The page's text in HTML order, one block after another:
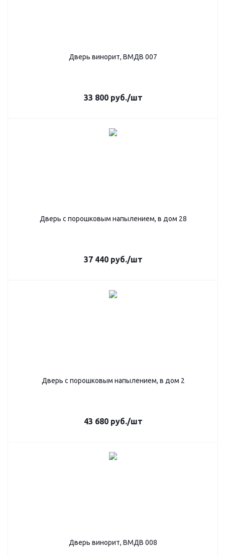
Дверь винорит, ВМДВ 007
33 800руб./шт
Дверь с порошковым напылением, в дом 28
37 440руб./шт
Дверь с порошковым напылением, в дом 2
43 680руб./шт
Дверь винорит, ВМДВ 008